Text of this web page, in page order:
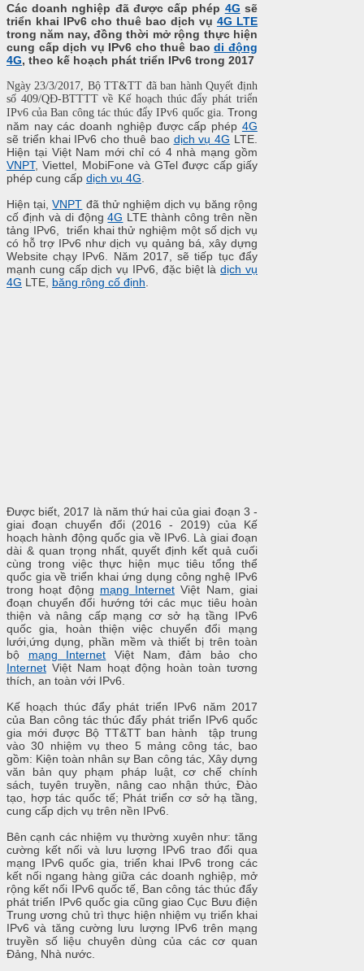
Các doanh nghiệp đã được cấp phép 4G sẽ
triển khai IPv6 cho thuê bao dịch vụ 4G LTE
trong năm nay, đồng thời mở rộng thực hiện
cung cấp dịch vụ IPv6 cho thuê baodi động
4G, theo kế hoạch phát triển IPv6 trong 2017
Ngày 23/3/2017, Bộ TT&TT đã ban hành Quyết định
số 409/QĐ-BTTTT về Kế hoạch thúc đẩy phát triển
IPv6 của Ban công tác thúc đẩy IPv6 quốc gia. Trong
năm nay các doanh nghiệp được cấp phép 4G
sẽ triển khai IPv6 cho thuê bao dịch vụ 4G LTE.
Hiện tại Việt Nam mới chỉ có 4 nhà mạng gồm
VNPT, Viettel, MobiFone và GTel được cấp giấy
phép cung cấp dịch vụ 4G
Hiện tại,VNPT đã thử nghiệm dịch vụ băng rộng
cố định và di động4G LTE thành công trên nền
tảng IPv6, triển khai thử nghiệm một số dịch vụ
có hỗ trợ IPv6 như dịch vụ quảng bá, xây dựng
Website chạy IPv6. Năm 2017, sẽ tiếp tục đẩy
mạnh cung cấp dịch vụ IPv6, đặc biệt làdịch vụ
4G LTE, băng rộng cố định
Được biết, 2017 là năm thứ hai của giai đoạn 3 -
giai đoạn chuyển đổi (2016 - 2019) của Kế
hoạch hành động quốc gia về IPv6. Là giai đoạn
dài & quan trọng nhất, quyết định kết quả cuối
cùng trong việc thực hiện mục tiêu tổng thể
quốc gia về triển khai ứng dụng công nghệ IPv6
trong hoạt động mạng Internet Việt Nam, giai
đoạn chuyển đổi hướng tới các mục tiêu hoàn
thiện và nâng cấp mạng cơ sở hạ tầng IPv6
quốc gia, hoàn thiện việc chuyển đổi mạng
lưới,ứng dụng, phần mềm và thiết bị trên toàn
bộ mạng Internet Việt Nam, đảm bảo cho
Internet Việt Nam hoạt động hoàn toàn tương
thích, an toàn với IPv6.
Kế hoạch thúc đẩy phát triển IPv6 năm 2017
của Ban công tác thúc đẩy phát triển IPv6 quốc
gia mới được Bộ TT&TT ban hành tập trung
vào 30 nhiệm vụ theo 5 mảng công tác, bao
gồm: Kiện toàn nhân sự Ban công tác, Xây dựng
văn bản quy phạm pháp luật, cơ chế chính
sách, tuyên truyền, nâng cao nhận thức, Đào
tạo, hợp tác quốc tế; Phát triển cơ sở hạ tầng,
cung cấp dịch vụ trên nền IPv6.
Bên cạnh các nhiệm vụ thường xuyên như: tăng
cường kết nối và lưu lượng IPv6 trao đổi qua
mạng IPv6 quốc gia, triển khai IPv6 trong các
kết nối ngang hàng giữa các doanh nghiệp, mở
rộng kết nối IPv6 quốc tế, Ban công tác thúc đẩy
phát triển IPv6 quốc gia cũng giao Cục Bưu điện
Trung ương chủ trì thực hiện nhiệm vụ triển khai
IPv6 và tăng cường lưu lượng IPv6 trên mạng
truyền số liệu chuyên dùng của các cơ quan
Đảng, Nhà nước.